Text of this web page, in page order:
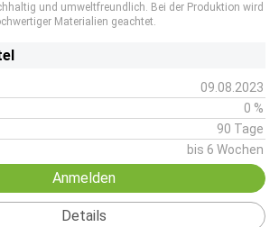
und umweltfreundlich. Bei der Produktion wird
Materialien geachtet.
09.08.2023
0 %
90 Tage
bis 6 Wochen
Anmelden
Details